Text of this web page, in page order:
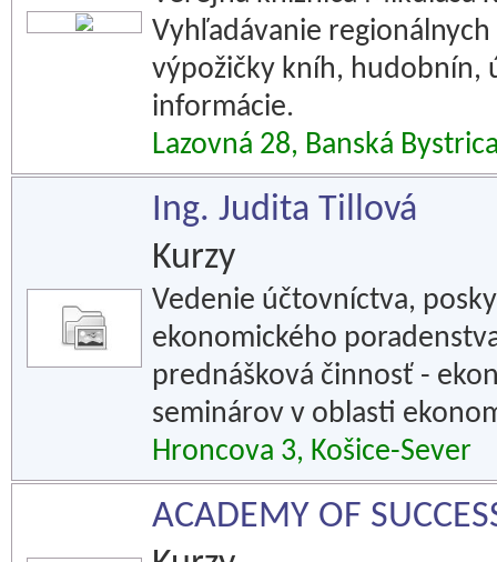
Vyhľadávanie
výpožičky kníh, hudobnín,
informácie.
Lazovná 28, Banská
Ing. Judita Tillová
Kurzy
Vedenie účtovníctva,
ekonomického
prednášková činnosť -
seminárov v oblasti
Hroncova 3, Košice-Sever
ACADEMY OF